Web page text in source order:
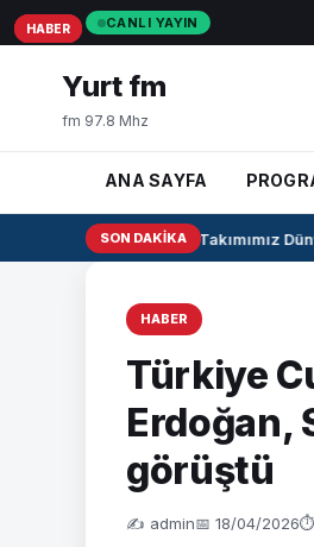
CANLI YAYIN
Yurt fm
fm 97.8 Mhz
ANA SAYFA
SON DAKIKA
U17 Kız Milli Takımımız
HABER
Türkiye
Erdoğan,
görüştü
✍️ admin📅 18/04/2026⏱
HABER
HABER
HABER